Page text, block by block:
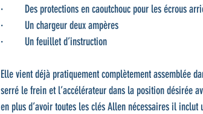
·         Des protections en caoutchouc pour les écrous
·         Un chargeur deux ampères
·         Un feuillet d’instruction
Elle vient déjà pratiquement complètement assemblée
serré le frein et l’accélérateur dans la position désirée
en plus d’avoir toutes les clés Allen nécessaires il inclut